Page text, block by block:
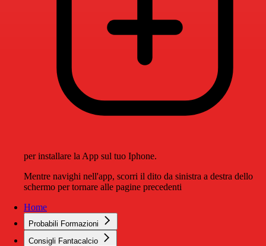
per installare la App sul tuo Iphone.
Mentre navighi nell'app, scorri il dito da sinistra a destra dello
schermo per tornare alle pagine precedenti
Home
Probabili Formazioni
Consigli Fantacalcio